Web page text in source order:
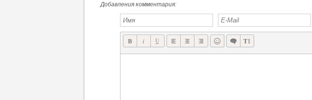
Добавления комментария: